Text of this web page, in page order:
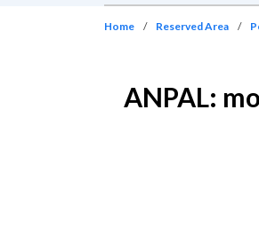
Home / Reserved Area /
ANPAL: